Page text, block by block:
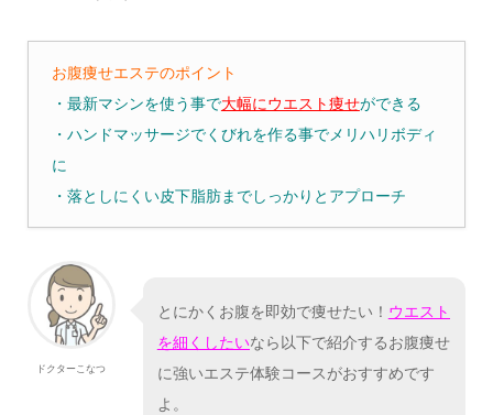
お腹痩せエステのポイント
・最新マシンを使う事で大幅にウエスト痩せができる
・ハンドマッサージでくびれを作る事でメリハリボディ
に
・落としにくい皮下脂肪までしっかりとアプローチ
ドクターこなつ
とにかくお腹を即効で痩せたい！ ウエスト
を細くしたいなら以下で紹介するお腹痩せ
に強いエステ体験コースがおすすめです
よ。